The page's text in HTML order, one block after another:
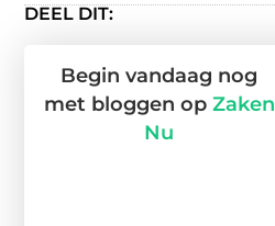
DEEL DIT:
Begin vandaag nog
met bloggen op Zaken
Nu